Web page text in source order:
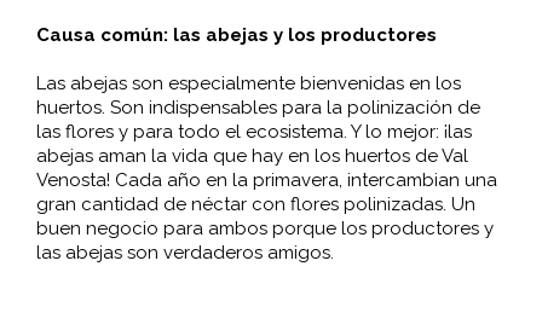
Causa común: las abejas y los productores
Las abejas son especialmente bienvenidas en los
huertos. Son indispensables para la polinización de
las flores y para todo el ecosistema. Y lo mejor: ¡las
abejas aman la vida que hay en los huertos de Val
Venosta! Cada año en la primavera, intercambian una
gran cantidad de néctar con flores polinizadas. Un
buen negocio para ambos porque los productores y
las abejas son verdaderos amigos.